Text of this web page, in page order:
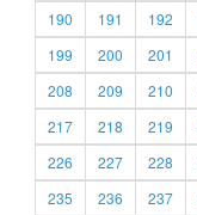
190
191 192
199
200 201
208
209 210
217
218 219
226
227 228
235
236 237